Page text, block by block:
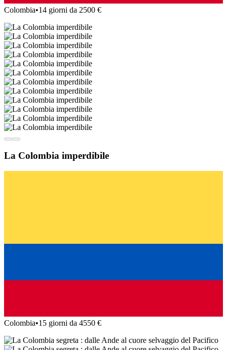
Colombia•14 giorni da 2500 €
La Colombia imperdibile
Colombia•15 giorni da 4550 €